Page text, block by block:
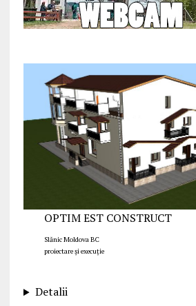
OPTIM EST CONSTRUCT
Slănic Moldova BC
proiectare și execuție
Detalii